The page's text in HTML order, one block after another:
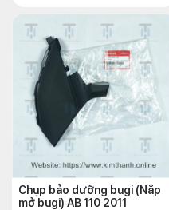
Chụp bảo dưỡng bugi (Nắp
mở bugi) AB 110 2011